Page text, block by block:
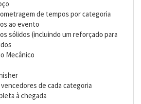
de tempos por categoria
ao evento
sólidos (incluindo um reforçado para
Mecânico
de cada categoria
à chegada